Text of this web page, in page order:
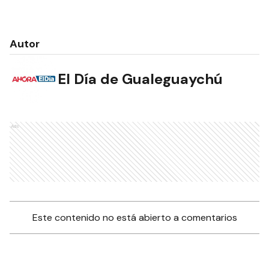
Autor
El Día de Gualeguaychú
Ads
Este contenido no está abierto a comentarios